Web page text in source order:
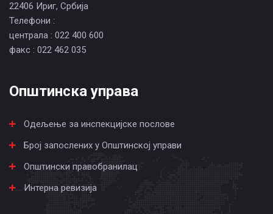
22406 Ириг, Србија
Телефони :
централа : 022 400 600
факс : 022 462 035
Општинска управа
Одељење за инспекцијске послове
Број запослених у Општинској управи
Општински правобранилац
Интерна ревизија